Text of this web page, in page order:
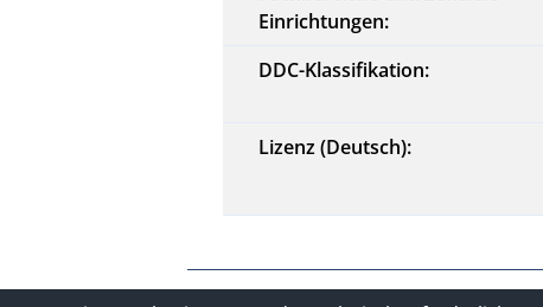
Einrichtungen:
DDC-Klassifikation:
Lizenz (Deutsch):